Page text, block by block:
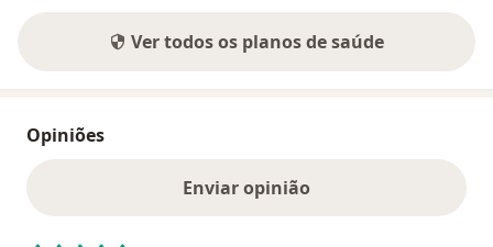
Ver todos os planos de saúde
Opiniões
Enviar opinião